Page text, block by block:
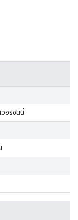
วอร์ชันนี้